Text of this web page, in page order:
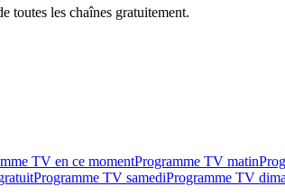
toutes les chaînes gratuitement.
TV en ce momentProgramme TV matin
Programme TV samediProgramme TV